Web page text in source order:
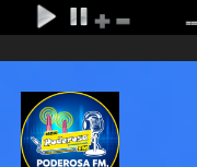
Entrar / Cadastrar